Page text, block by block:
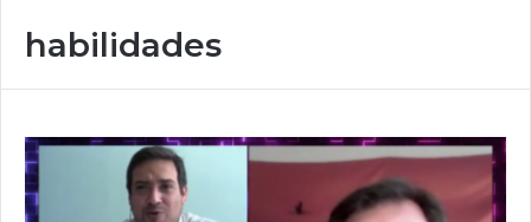
habilidades